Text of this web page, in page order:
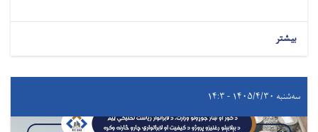
بیشتر
سه‌شنبه ۱۴۰۵/۴/۳۰ - ۱۴:۳